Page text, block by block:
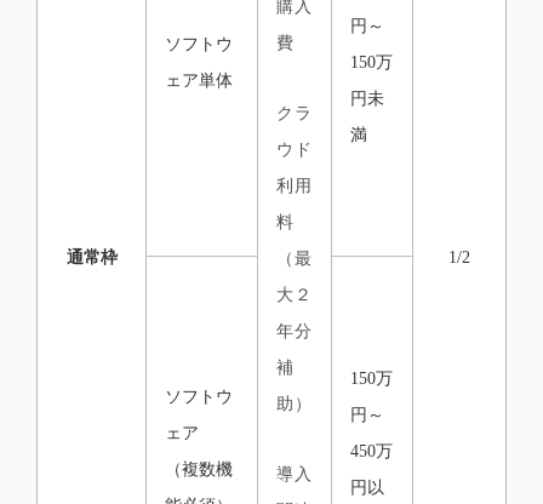
通常枠
ソフトウ
ェア単体
購入
費
クラ
ウド
利用
料
（最
大２
年分
補
助）
導入
円～
150万
円未
満
1/2
ソフトウ
ェア
（複数機
150万
円～
450万
円以